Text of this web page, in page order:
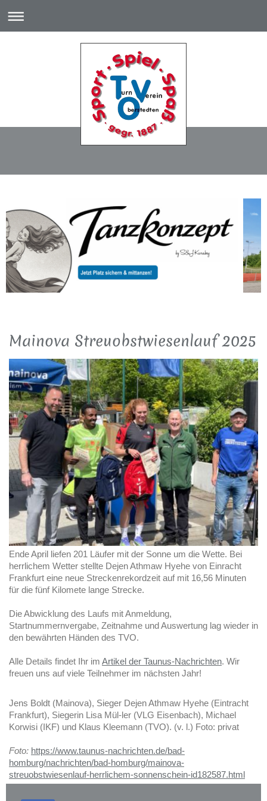
Mainova Streuobstwiesenlauf 2025
Ende April liefen 201 Läufer mit der Sonne um die Wette. Bei
herrlichem Wetter stellte Dejen Athmaw Hyehe von Einracht
Frankfurt eine neue Streckenrekordzeit auf mit 16,56 Minuten
für die fünf Kilomete lange Strecke.
Die Abwicklung des Laufs mit Anmeldung,
Startnummernvergabe, Zeitnahme und Auswertung lag wieder in
den bewährten Händen des TVO.
Alle Details findet Ihr im Artikel der Taunus-Nachrichten. Wir
freuen uns auf viele Teilnehmer im nächsten Jahr!
Jens Boldt (Mainova), Sieger Dejen Athmaw Hyehe (Eintracht
Frankfurt), Siegerin Lisa Mül-ler (VLG Eisenbach), Michael
Korwisi (IKF) und Klaus Kleemann (TVO). (v. l.) Foto: privat
Foto: https://www.taunus-nachrichten.de/bad-
homburg/nachrichten/bad-homburg/mainova-
streuobstwiesenlauf-herrlichem-sonnenschein-id182587.html